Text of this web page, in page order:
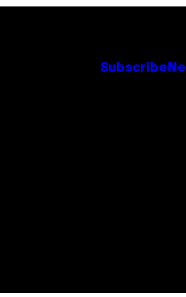
Subscribe